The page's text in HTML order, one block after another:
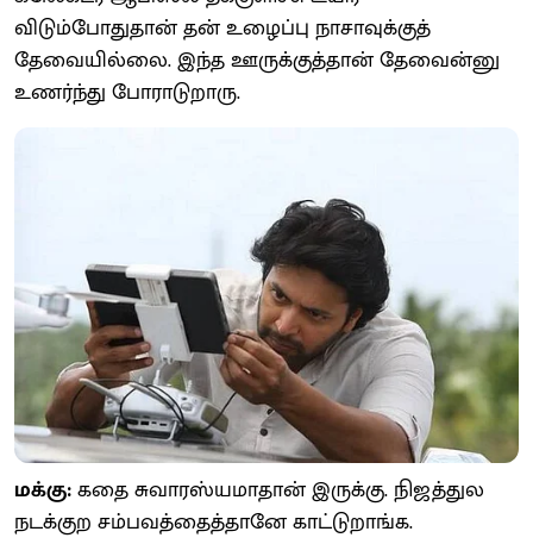
விடும்போதுதான் தன் உழைப்பு நாசாவுக்குத்
தேவையில்லை. இந்த ஊருக்குத்தான் தேவைன்னு
உணர்ந்து போராடுறாரு.
மக்கு:கதை சுவாரஸ்யமாதான் இருக்கு. நிஜத்துல
நடக்குற சம்பவத்தைத்தானே காட்டுறாங்க.